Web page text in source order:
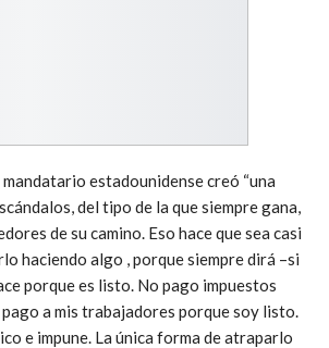
estadounidense creó “una
del tipo de la que siempre gana,
de su camino. Eso hace que sea casi
haciendo algo , porque siempre dirá –si
porque es listo. No pago impuestos
a mis trabajadores porque soy listo.
e impune. La única forma de atraparlo